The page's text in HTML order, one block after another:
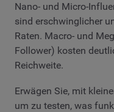
Nano- und Micro-
sind erschwinglicher
Raten. Macro- und
Follower) kosten
Reichweite.
Erwägen Sie, mit
um zu testen, was